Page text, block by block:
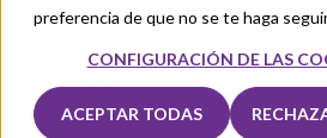
preferencia de que no se te haga
CONFIGURACIÓN DE LAS
ACEPTAR TODAS